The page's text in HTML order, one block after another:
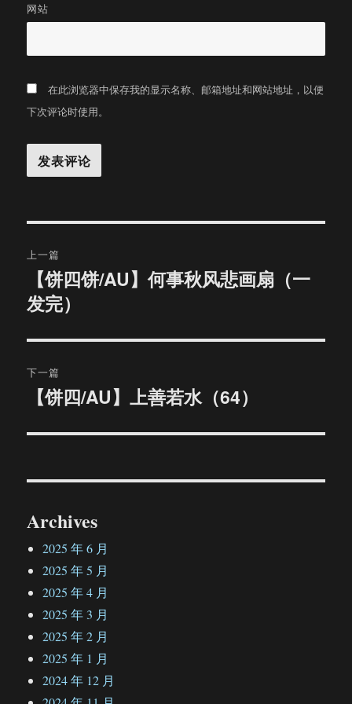
网站
在此浏览器中保存我的显示名称、邮箱地址和网站地址，以便
下次评论时使用。
章
导
航
上一篇
篇
章：
【饼四饼/AU】何事秋风悲画扇（一
发完）
下一篇
文
【饼四/AU】上善若水（64）
Archives
2025 年 6 月
2025 年 5 月
2025 年 4 月
2025 年 3 月
2025 年 2 月
2025 年 1 月
2024 年 12 月